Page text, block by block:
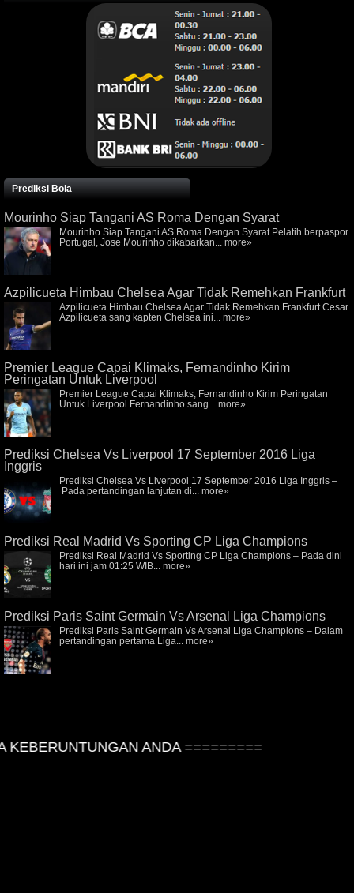
Prediksi Bola
Mourinho Siap Tangani AS Roma Dengan Syarat
Mourinho Siap Tangani AS Roma Dengan Syarat Pelatih berpaspor
Portugal, Jose Mourinho dikabarkan... more»
Azpilicueta Himbau Chelsea Agar Tidak Remehkan Frankfurt
Azpilicueta Himbau Chelsea Agar Tidak Remehkan Frankfurt Cesar
Azpilicueta sang kapten Chelsea ini... more»
Premier League Capai Klimaks, Fernandinho Kirim
Peringatan Untuk Liverpool
Premier League Capai Klimaks, Fernandinho Kirim Peringatan
Untuk Liverpool Fernandinho sang... more»
Prediksi Chelsea Vs Liverpool 17 September 2016 Liga
Inggris
Prediksi Chelsea Vs Liverpool 17 September 2016 Liga Inggris –
Pada pertandingan lanjutan di... more»
Prediksi Real Madrid Vs Sporting CP Liga Champions
Prediksi Real Madrid Vs Sporting CP Liga Champions – Pada dini
hari ini jam 01:25 WIB... more»
Prediksi Paris Saint Germain Vs Arsenal Liga Champions
Prediksi Paris Saint Germain Vs Arsenal Liga Champions – Dalam
pertandingan pertama Liga... more»
ANDA =========